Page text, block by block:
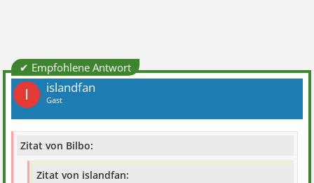
✔ Empfohlene Antwort
I islandfan
Gast
Zitat von Bilbo:
Zitat von islandfan: